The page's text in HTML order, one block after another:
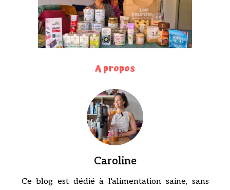
A propos
Caroline
Ce blog est dédié à l'alimentation saine, sans